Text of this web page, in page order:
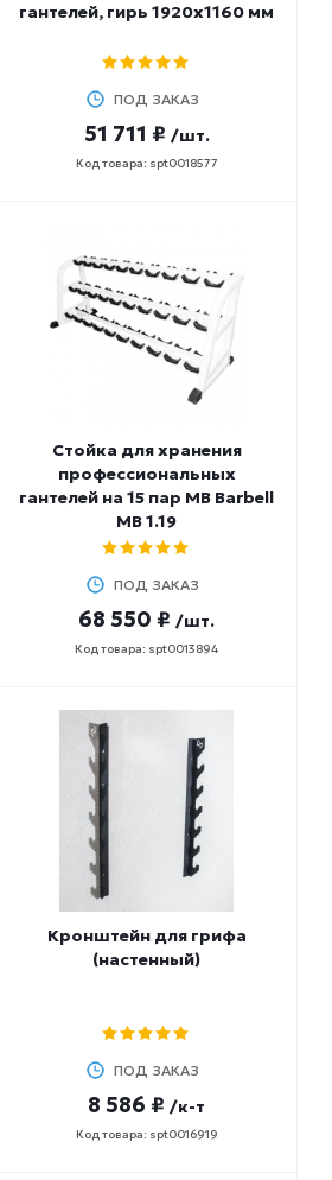
гантелей, гирь 1920х1160 мм
ПОД ЗАКАЗ
51 711 ₽ /шт.
Код товара: spt0018577
Стойка для хранения
профессиональных
гантелей на 15 пар MB Barbell
MB 1.19
ПОД ЗАКАЗ
68 550 ₽ /шт.
Код товара: spt0013894
Кронштейн для грифа
(настенный)
ПОД ЗАКАЗ
8 586 ₽ /к-т
Код товара: spt0016919